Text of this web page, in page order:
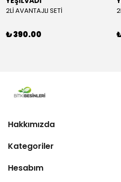
2Lİ AVANTAJLI SETİ
₺ 390.00
Hakkımızda
Kategoriler
Hesabım